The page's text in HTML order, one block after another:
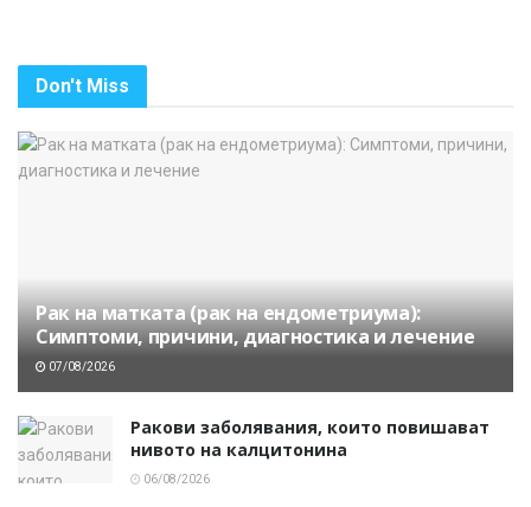
Don't Miss
Рак на матката (рак на ендометриума):
Симптоми, причини, диагностика и лечение
07/08/2026
Ракови заболявания, които повишават
нивото на калцитонина
06/08/2026